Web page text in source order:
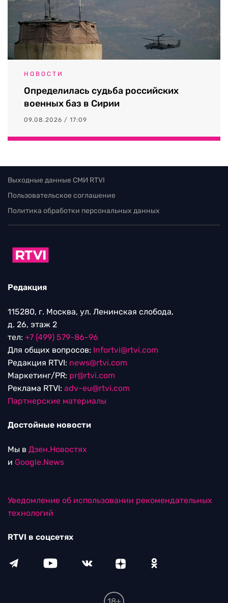
НОВОСТИ
Определилась судьба российских
военных баз в Сирии
09.08.2026 / 17:09
Выходные данные СМИ RTVI
Пользовательское соглашение
Политика обработки персональных данных
Редакция
115280, г. Москва, ул. Ленинская слобода,
д. 26, этаж 2
тел: +7 (499) 579-86-96
Для общих вопросов: Infortvi@rtvi.com
Редакция RTVI: news@rtvi.com
Маркетинг/PR: pr@rtvi.com
Реклама RTVI: adv-eu@rtvi.com
Партнерские материалы
Достойные новости
Мы в Дзен.Новостях
и Google.News
Уведомление об использовании рекомендательных
технологий
RTVI в соцсетях